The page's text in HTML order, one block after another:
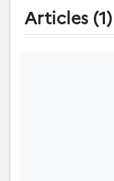
Articles (1)